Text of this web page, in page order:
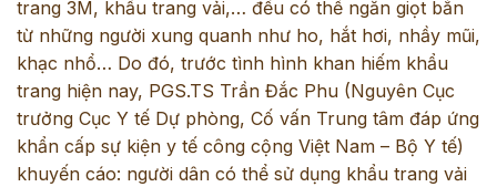
trang 3M, khẩu trang vải,… đều có thể ngăn giọt bắn
từ những người xung quanh như ho, hắt hơi, nhầy mũi,
khạc nhổ… Do đó, trước tình hình khan hiếm khẩu
trang hiện nay, PGS.TS Trần Đắc Phu (Nguyên Cục
trưởng Cục Y tế Dự phòng, Cố vấn Trung tâm đáp ứng
khẩn cấp sự kiện y tế công cộng Việt Nam – Bộ Y tế)
khuyến cáo: người dân có thể sử dụng khẩu trang vải